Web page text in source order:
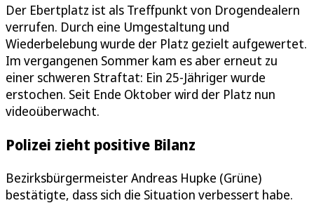
Der Ebertplatz ist als Treffpunkt von Drogendealern
verrufen. Durch eine Umgestaltung und
Wiederbelebung wurde der Platz gezielt aufgewertet.
Im vergangenen Sommer kam es aber erneut zu
einer schweren Straftat: Ein 25-Jähriger wurde
erstochen. Seit Ende Oktober wird der Platz nun
videoüberwacht.
Polizei zieht positive Bilanz
Bezirksbürgermeister Andreas Hupke (Grüne)
bestätigte, dass sich die Situation verbessert habe.